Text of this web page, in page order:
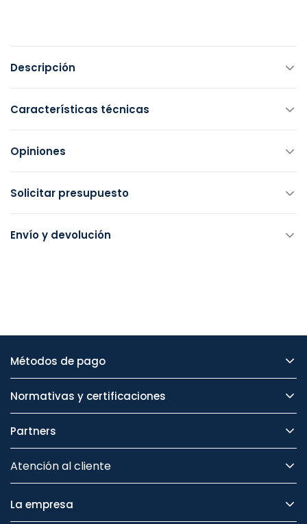
Descripción
Características técnicas
Opiniones
Solicitar presupuesto
Envío y devolución
Métodos de pago
Normativas y certificaciones
Partners
Atención al cliente
La empresa